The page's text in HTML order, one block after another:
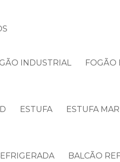
INDUSTRIAL FOGÃO
ESTUFA ESTUFA
BALCÃO